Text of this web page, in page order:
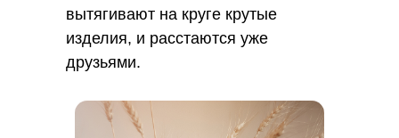
вытягивают на круге крутые
изделия, и расстаются уже
друзьями.